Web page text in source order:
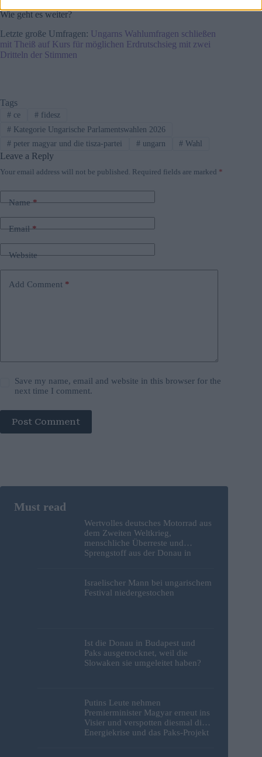
Wie geht es weiter?
Letzte große Umfragen: Ungarns Wahlumfragen schließen
mit Theiß auf Kurs für möglichen Erdrutschsieg mit zwei
Dritteln der Stimmen
Tags
#ce #fidesz
#Kategorie Ungarische Parlamentswahlen 2026
#peter magyar und die tisza-partei #ungarn # Wahl
Leave a Reply
Your email address will not be published. Required fields are marked *
Name*
Email*
Website
Add Comment *
Save my name, email and website in this browser for the
next time I comment.
Post Comment
Wertvolles deutsches Motorrad aus
dem Zweiten Weltkrieg,
menschliche Überreste und
Sprengstoff aus der Donau in
Israelischer Mann bei ungarischem
Festival niedergestochen
Ist die Donau in Budapest und
Paks ausgetrocknet, weil die
Slowaken sie umgeleitet haben?
Putins Leute nehmen
Premierminister Magyar erneut ins
Visier und verspotten diesmal die
Energiekrise und das Paks-Projekt